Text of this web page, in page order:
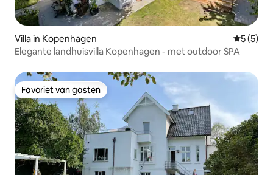
Villa in Kopenhagen
5 (5)
Elegante landhuisvilla Kopenhagen - met outdoor SPA
Favoriet van gasten
Favoriet van gasten